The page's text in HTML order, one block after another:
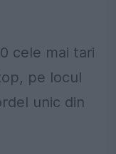
cele mai tari
pe locul
unic din